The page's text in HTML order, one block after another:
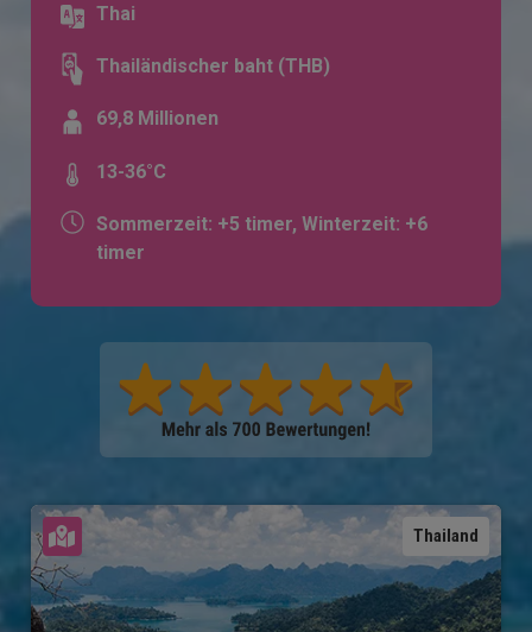
Thai
Thailändischer baht (THB)
69,8 Millionen
13-36°C
Sommerzeit: +5 timer, Winterzeit: +6
timer
Thailand
Karte ansehen